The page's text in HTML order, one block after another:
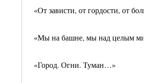
«От зависти, от гордости, от
«Мы на башне, мы над целым
«Город. Огни. Туман…»